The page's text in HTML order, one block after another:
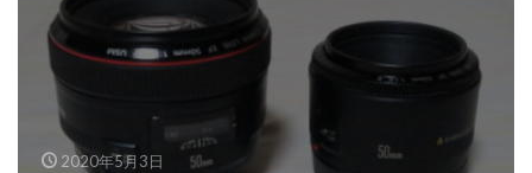
2020年5月3日